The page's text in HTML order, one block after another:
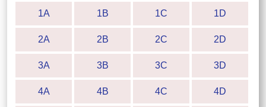
1A 1B 1C 1D
2A 2B 2C 2D
3A 3B 3C 3D
4A 4B 4C 4D